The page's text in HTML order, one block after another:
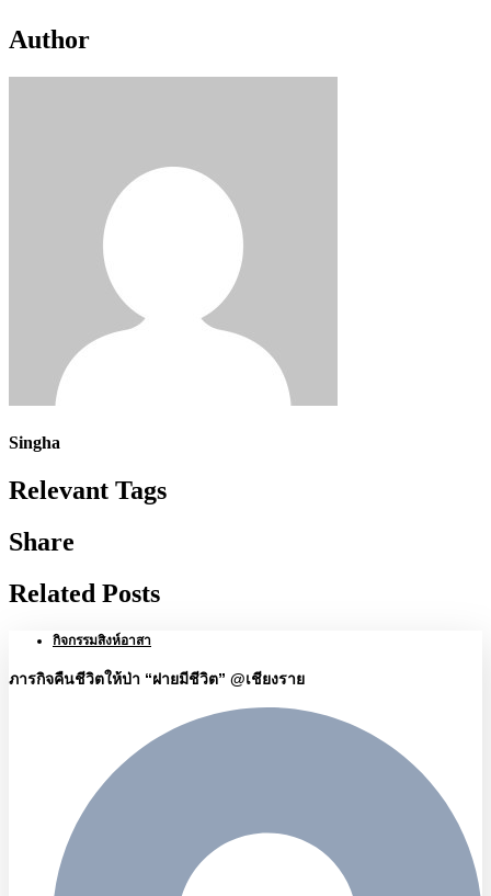
Author
Singha
Relevant Tags
Share
Related Posts
กิจกรรมสิงห์อาสา
ภารกิจคืนชีวิตให้ป่า “ฝายมีชีวิต” @เชียงราย